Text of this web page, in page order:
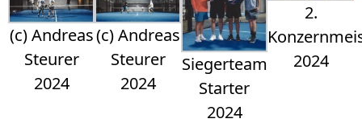
(c) Andreas
Steurer
2024
(c) Andreas
Steurer
2024
Siegerteam
Starter
2024
2.
2024